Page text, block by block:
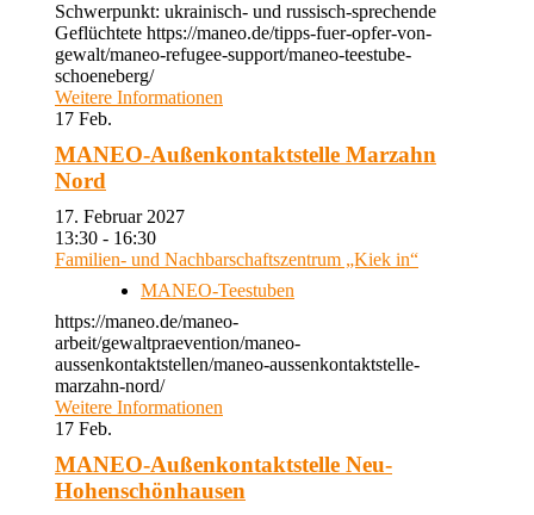
Schwerpunkt: ukrainisch- und russisch-sprechende
Geflüchtete https://maneo.de/tipps-fuer-opfer-von-
gewalt/maneo-refugee-support/maneo-teestube-
schoeneberg/
Weitere Informationen
17 Feb.
MANEO-Außenkontaktstelle Marzahn
Nord
17. Februar 2027
13:30 - 16:30
Familien- und Nachbarschaftszentrum „Kiek in“
MANEO-Teestuben
https://maneo.de/maneo-
arbeit/gewaltpraevention/maneo-
aussenkontaktstellen/maneo-aussenkontaktstelle-
marzahn-nord/
Weitere Informationen
17 Feb.
MANEO-Außenkontaktstelle Neu-
Hohenschönhausen